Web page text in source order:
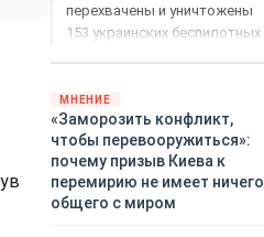
перехвачены и уничтожены
153 украинских беспилотных
территориями Белгородской,
Брянской, Владимирской,
Воронежской, Калужской,
Курской, Липецкой,
Орловской, Ростовской,
Рязанской, Самарской,
МНЕНИЕ
«Заморозить конфликт,
чтобы перевооружиться»:
почему призыв Киева к
перемирию не имеет ничего
общего с миром